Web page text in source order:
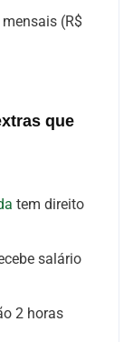
(R$
que
tem direito
salário
2 horas